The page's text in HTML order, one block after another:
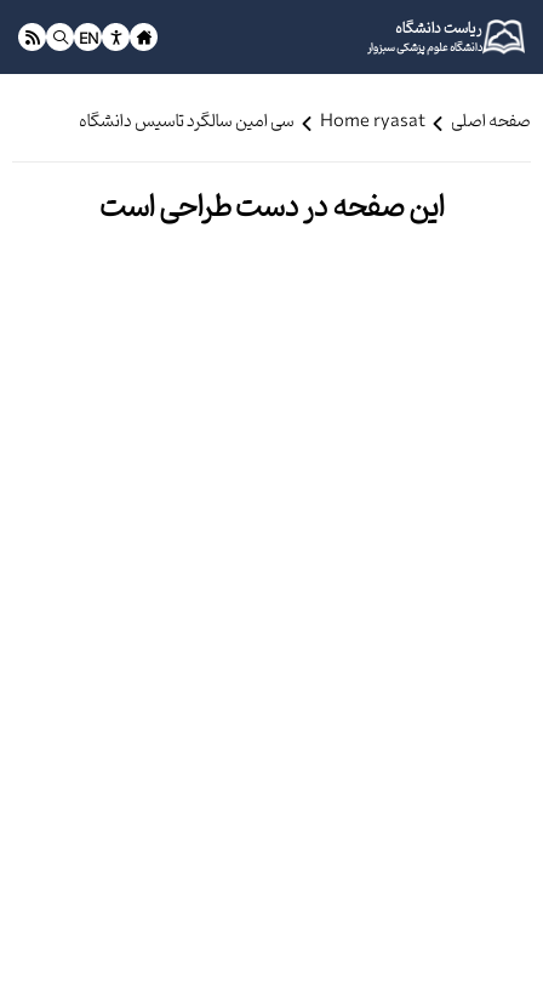
ریاست دانشگاه
دانشگاه علوم پزشکی سبزوار EN
صفحه اصلی Home ryasat سی امین سالگرد تاسیس دانشگاه
این صفحه در دست طراحی است